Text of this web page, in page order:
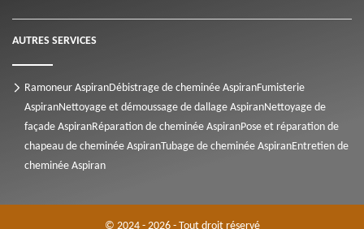
AUTRES SERVICES
Ramoneur AspiranDébistrage de cheminée AspiranFumisterie
AspiranNettoyage et démoussage de dallage AspiranNettoyage de
façade AspiranRéparation de cheminée AspiranPose et réparation de
chapeau de cheminée AspiranTubage de cheminée AspiranEntretien de
cheminée Aspiran
© 2024 - 2026 - Tout droit réservé